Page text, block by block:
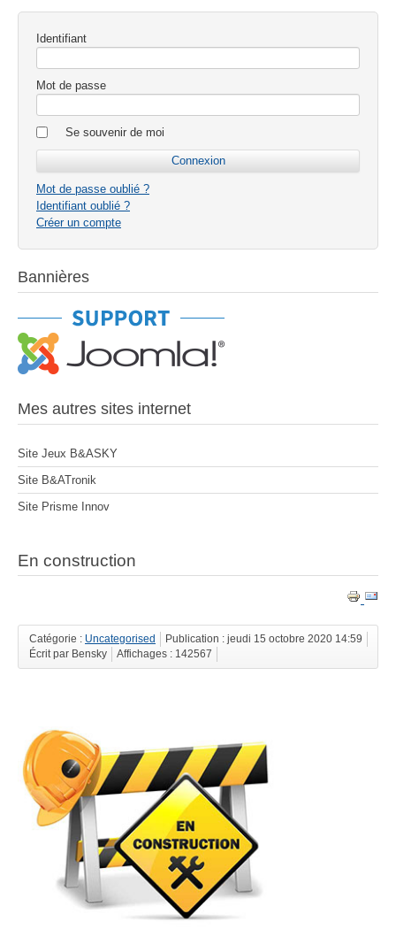
Identifiant
Mot de passe
Se souvenir de moi
Mot de passe oublié ?
Identifiant oublié ?
Créer un compte
Bannières
Mes autres sites internet
Site Jeux B&ASKY
Site B&ATronik
Site Prisme Innov
En construction
Catégorie : Uncategorised
Publication : jeudi 15 octobre 2020 14:59
Écrit par Bensky
Affichages : 142567